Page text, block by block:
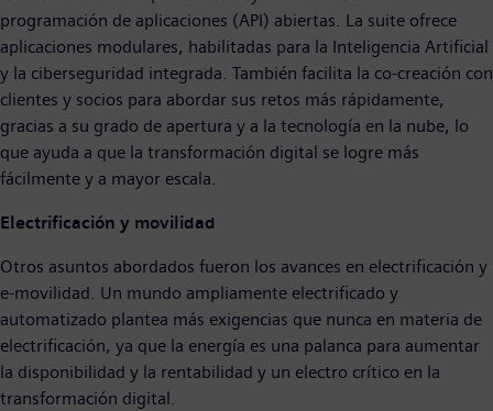
programación de aplicaciones (API) abiertas. La suite ofrece
aplicaciones modulares, habilitadas para la Inteligencia Artificial
y la ciberseguridad integrada. También facilita la co-creación con
clientes y socios para abordar sus retos más rápidamente,
gracias a su grado de apertura y a la tecnología en la nube, lo
que ayuda a que la transformación digital se logre más
fácilmente y a mayor escala.
Electrificación y movilidad
Otros asuntos abordados fueron los avances en electrificación y
e-movilidad. Un mundo ampliamente electrificado y
automatizado plantea más exigencias que nunca en materia de
electrificación, ya que la energía es una palanca para aumentar
la disponibilidad y la rentabilidad y un electro crítico en la
transformación digital.